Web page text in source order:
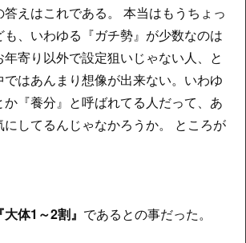
えはこれである。 本当はもうちょっ
も、いわゆる『ガチ勢』が少数なのは
寄り以外で設定狙いじゃない人、と
はあんまり想像が出来ない。いわゆ
か『養分』と呼ばれてる人だって、あ
にしてるんじゃなかろうか。 ところが
『大体1～2割』 であるとの事だった。